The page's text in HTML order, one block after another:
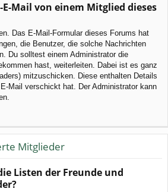
E-Mail von einem Mitglied dieses
Das E-Mail-Formular dieses Forums hat
die Benutzer, die solche Nachrichten
Du solltest einem Administrator die
hast, weiterleiten. Dabei ist es ganz
mitzuschicken. Diese enthalten Details
Mail verschickt hat. Der Administrator kann
Mitglieder
Listen der Freunde und